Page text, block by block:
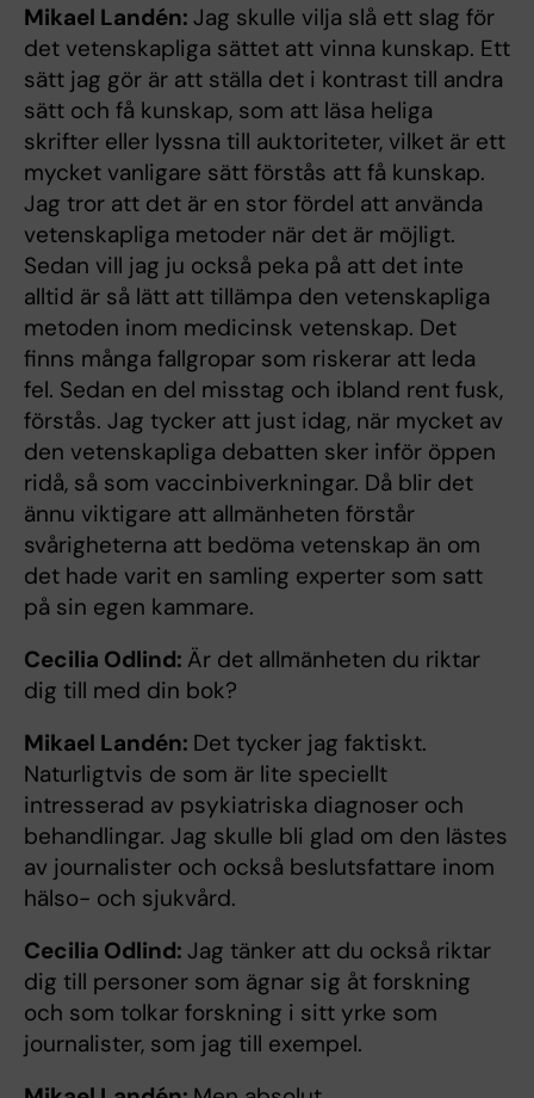
Mikael Landén: Jag skulle vilja slå ett slag för
det vetenskapliga sättet att vinna kunskap. Ett
sätt jag gör är att ställa det i kontrast till andra
sätt och få kunskap, som att läsa heliga
skrifter eller lyssna till auktoriteter, vilket är ett
mycket vanligare sätt förstås att få kunskap.
Jag tror att det är en stor fördel att använda
vetenskapliga metoder när det är möjligt.
Sedan vill jag ju också peka på att det inte
alltid är så lätt att tillämpa den vetenskapliga
metoden inom medicinsk vetenskap. Det
finns många fallgropar som riskerar att leda
fel. Sedan en del misstag och ibland rent fusk,
förstås. Jag tycker att just idag, när mycket av
den vetenskapliga debatten sker inför öppen
ridå, så som vaccinbiverkningar. Då blir det
ännu viktigare att allmänheten förstår
svårigheterna att bedöma vetenskap än om
det hade varit en samling experter som satt
på sin egen kammare.
Cecilia Odlind: Är det allmänheten du riktar
dig till med din bok?
Mikael Landén: Det tycker jag faktiskt.
Naturligtvis de som är lite speciellt
intresserad av psykiatriska diagnoser och
behandlingar. Jag skulle bli glad om den lästes
av journalister och också beslutsfattare inom
hälso- och sjukvård.
Cecilia Odlind: Jag tänker att du också riktar
dig till personer som ägnar sig åt forskning
och som tolkar forskning i sitt yrke som
journalister, som jag till exempel.